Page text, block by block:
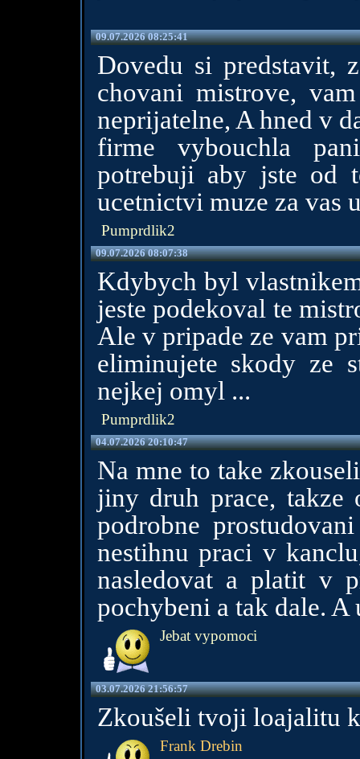
09.07.2026 08:25:41
Dovedu si predstavit,
chovani mistrove,
neprijatelne, A hned v
firme vybouchla
potrebuji aby jste od
ucetnictvi muze za vas
Pumprdlik2
09.07.2026 08:07:38
Kdybych byl
jeste podekoval te
Ale v pripade ze vam
eliminujete skody ze
nejkej omyl ...
Pumprdlik2
04.07.2026 20:10:47
Na mne to take
jiny druh prace, takze
podrobne
nestihnu praci v
nasledovat a platit v
pochybeni a tak dale. A
Jebat vypomoci
03.07.2026 21:56:57
Zkoušeli tvoji loajalitu
Frank Drebin